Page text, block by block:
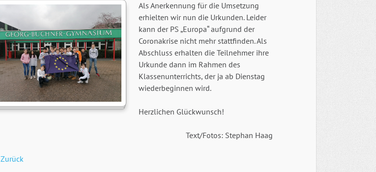
Als Anerkennung für die Umsetzung
erhielten wir nun die Urkunden. Leider
kann der PS „Europa“ aufgrund der
Coronakrise nicht mehr stattfinden. Als
Abschluss erhalten die Teilnehmer ihre
Urkunde dann im Rahmen des
Klassenunterrichts, der ja ab Dienstag
wiederbeginnen wird.
Herzlichen Glückwunsch!
Text/Fotos: Stephan Haag
Zurück